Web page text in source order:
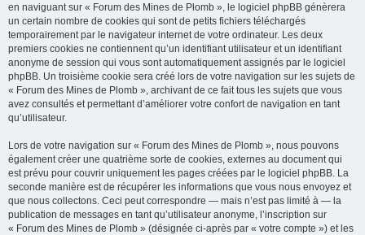
en naviguant sur « Forum des Mines de Plomb », le logiciel phpBB génèrera
un certain nombre de cookies qui sont de petits fichiers téléchargés
temporairement par le navigateur internet de votre ordinateur. Les deux
premiers cookies ne contiennent qu’un identifiant utilisateur et un identifiant
anonyme de session qui vous sont automatiquement assignés par le logiciel
phpBB. Un troisième cookie sera créé lors de votre navigation sur les sujets de
« Forum des Mines de Plomb », archivant de ce fait tous les sujets que vous
avez consultés et permettant d’améliorer votre confort de navigation en tant
qu’utilisateur.
Lors de votre navigation sur « Forum des Mines de Plomb », nous pouvons
également créer une quatrième sorte de cookies, externes au document qui
est prévu pour couvrir uniquement les pages créées par le logiciel phpBB. La
seconde manière est de récupérer les informations que vous nous envoyez et
que nous collectons. Ceci peut correspondre — mais n’est pas limité à — la
publication de messages en tant qu’utilisateur anonyme, l’inscription sur
« Forum des Mines de Plomb » (désignée ci-après par « votre compte ») et les